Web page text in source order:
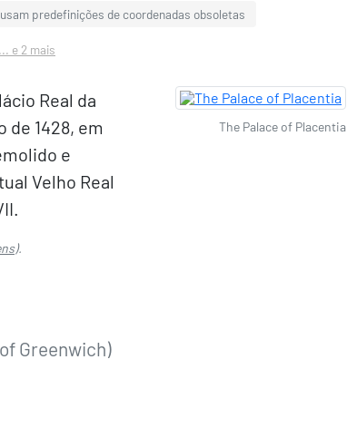
predefinições de coordenadas obsoletas
... e 2 mais
Real da
de 1428, em
e
Velho Real
).
Greenwich)
The Palace of Placentia